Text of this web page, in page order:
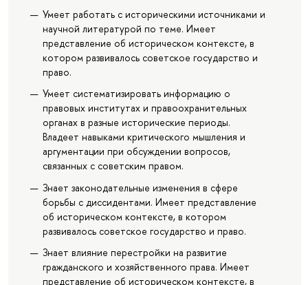
Умеет работать с историческими источниками и
научной литературой по теме. Имеет
представление об историческом контексте, в
котором развивалось советское государство и
право.
Умеет систематизировать информацию о
правовых институтах и правоохранительных
органах в разные исторические периоды.
Владеет навыками критического мышления и
аргументации при обсуждении вопросов,
связанных с советским правом.
Знает законодательные изменения в сфере
борьбы с диссидентами. Имеет представление
об историческом контексте, в котором
развивалось советское государство и право.
Знает влияние перестройки на развитие
гражданского и хозяйственного права. Имеет
представление об историческом контексте, в